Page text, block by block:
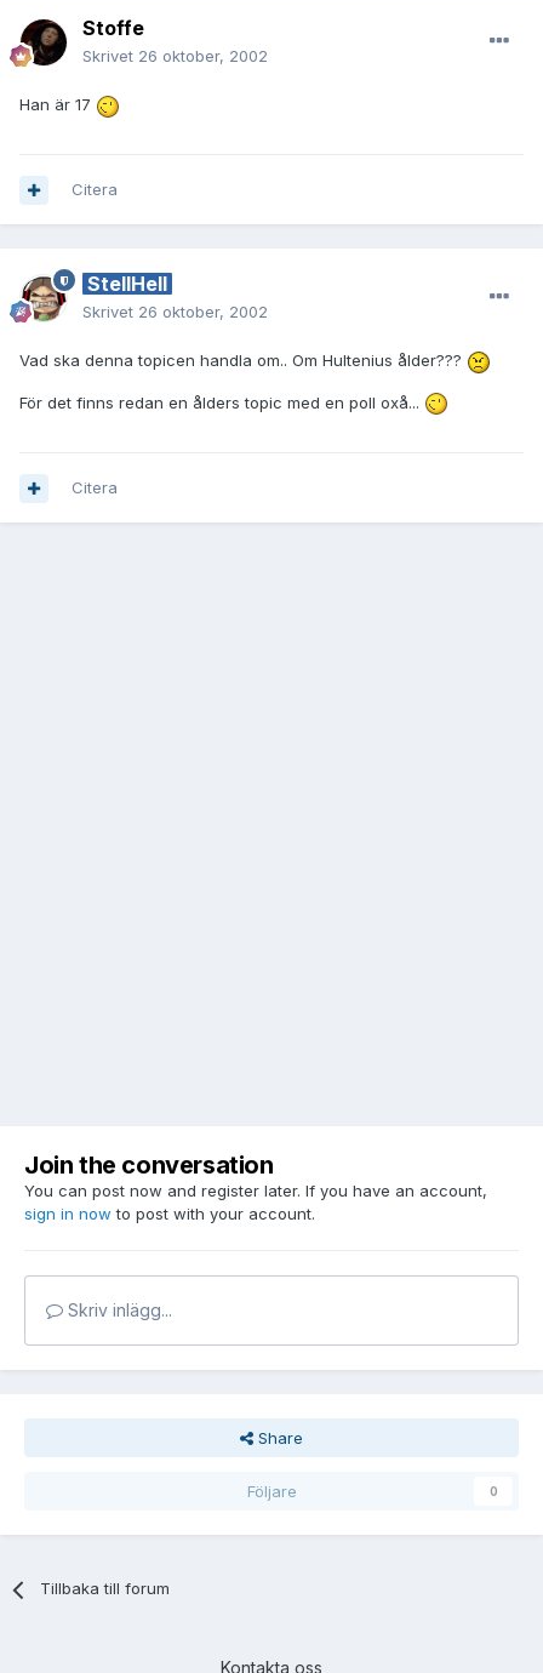
Stoffe
Skrivet 26 oktober, 2002
Han är 17
Citera
StellHell
Skrivet 26 oktober, 2002
Vad ska denna topicen handla om.. Om Hultenius ålder???
För det finns redan en ålders topic med en poll oxå...
Citera
Join the conversation
You can post now and register later. If you have an account,
sign in now to post with your account.
Skriv inlägg...
Share
Följare 0
Tillbaka till forum
Kontakta oss